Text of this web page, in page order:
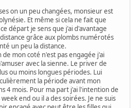
on un peu changées, monsieur est
Et même si cela ne fait que
départ je sens que j'ai d'avantage
grâce aux plombs numérotés
un peu la distance.
mon coté n'est pas engagée j'ai
avec la sienne. Le priver de
ou moins longues périodes. Lui
la période avant mon
4 mois. Pour ma part j'ai l'intention de
end ou il a des soirées. Je ne suis